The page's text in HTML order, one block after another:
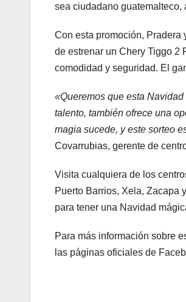
sea ciudadano guatemalteco,
Con esta promoción, Pradera
de estrenar un Chery Tiggo 2
comodidad y seguridad. El
«Queremos que esta
talento, también ofrece una
magia sucede, y este sorteo
Covarrubias, gerente de
Visita cualquiera de los
Puerto Barrios, Xela, Zacapa
para tener una Navidad
Para más información sobre
las páginas oficiales de